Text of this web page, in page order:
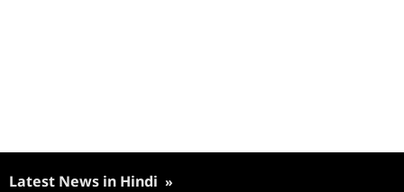
Latest News in Hindi »